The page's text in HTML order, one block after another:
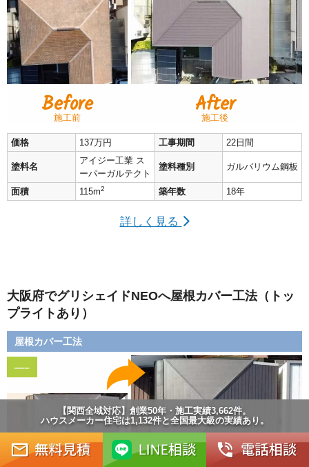
Before
施工前 After
施工後
価格 137万円 工事期間 22日間
塗料名
アイジー工業 ス
ーパーガルテクト
塗料種別 ガルバリウム鋼板
面積 115m2 築年数 18年
詳しく見る
大阪府でグリシェイドNEOへ屋根カバー工法（トッ
プライトあり）
屋根カバー工法
—–
【関西全域対応】創業50年・施工実績3,662件。
ハウスメーカー住宅は1,132件と全国最大級の実績あり。